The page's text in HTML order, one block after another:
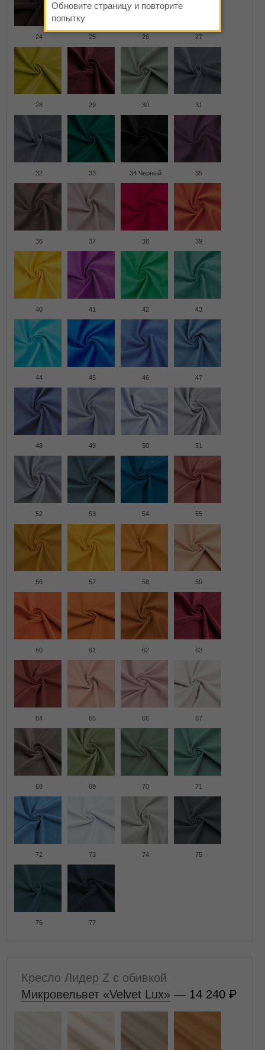
24 25 26 27
28 29 30 31
32 33 34 Черный 35
36 37 38 39
40 41 42 43
44 45 46 47
48 49 50 51
52 53 54 55
56 57 58 59
60 61 62 63
64 65 66 67
68 69 70 71
72 73 74 75
76 77
Кресло Лидер Z с обивкой
Микровельвет «Velvet Lux» — 14 240
Обновите страницу и повторите
попытку